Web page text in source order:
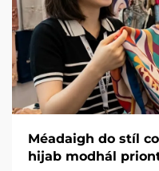
Méadaigh do stíl
hijab modhál